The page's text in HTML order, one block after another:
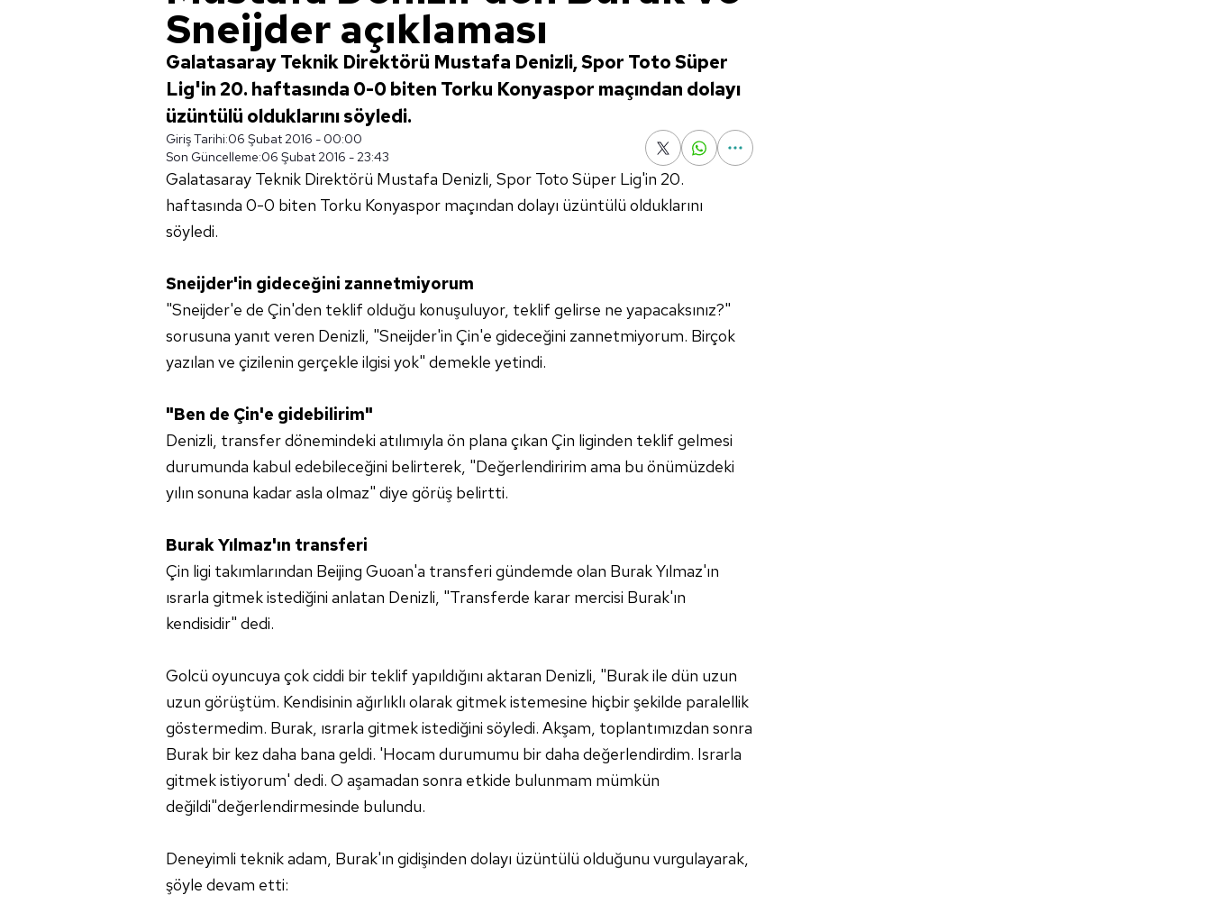
Sneijder açıklaması
Galatasaray Teknik Direktörü Mustafa Denizli, Spor Toto Süper
Lig'in 20. haftasında 0-0 biten Torku Konyaspor maçından dolayı
üzüntülü olduklarını söyledi.
Giriş Tarihi:06 Şubat 2016 - 00:00
Son Güncelleme:06 Şubat 2016 - 23:43
Galatasaray Teknik Direktörü Mustafa Denizli, Spor Toto Süper Lig'in 20.
haftasında 0-0 biten Torku Konyaspor maçından dolayı üzüntülü olduklarını
söyledi.
Sneijder'in gideceğini zannetmiyorum
"Sneijder'e de Çin'den teklif olduğu konuşuluyor, teklif gelirse ne yapacaksınız?"
sorusuna yanıt veren Denizli, "Sneijder'in Çin'e gideceğini zannetmiyorum. Birçok
yazılan ve çizilenin gerçekle ilgisi yok" demekle yetindi.
"Ben de Çin'e gidebilirim"
Denizli, transfer dönemindeki atılımıyla ön plana çıkan Çin liginden teklif gelmesi
durumunda kabul edebileceğini belirterek, "Değerlendiririm ama bu önümüzdeki
yılın sonuna kadar asla olmaz" diye görüş belirtti.
Burak Yılmaz'ın transferi
Çin ligi takımlarından Beijing Guoan'a transferi gündemde olan Burak Yılmaz'ın
ısrarla gitmek istediğini anlatan Denizli, "Transferde karar mercisi Burak'ın
kendisidir" dedi.
Golcü oyuncuya çok ciddi bir teklif yapıldığını aktaran Denizli, "Burak ile dün uzun
uzun görüştüm. Kendisinin ağırlıklı olarak gitmek istemesine hiçbir şekilde paralellik
göstermedim. Burak, ısrarla gitmek istediğini söyledi. Akşam, toplantımızdan sonra
Burak bir kez daha bana geldi. 'Hocam durumumu bir daha değerlendirdim. Israrla
gitmek istiyorum' dedi. O aşamadan sonra etkide bulunmam mümkün
değildi"değerlendirmesinde bulundu.
Deneyimli teknik adam, Burak'ın gidişinden dolayı üzüntülü olduğunu vurgulayarak,
şöyle devam etti: